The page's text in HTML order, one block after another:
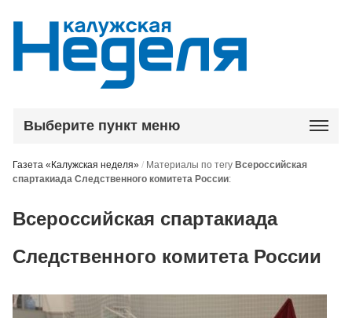
Выберите пункт меню
Газета «Калужская неделя» / Материалы по тегу Всероссийская
спартакиада Следственного комитета России:
Всероссийская спартакиада
Следственного комитета России